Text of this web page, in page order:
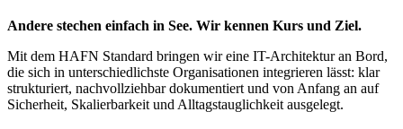
Andere stechen einfach in See. Wir kennen Kurs und Ziel.
Mit dem HAFN Standard bringen wir eine IT-Architektur an Bord,
die sich in unterschiedlichste Organisationen integrieren lässt: klar
strukturiert, nachvollziehbar dokumentiert und von Anfang an auf
Sicherheit, Skalierbarkeit und Alltagstauglichkeit ausgelegt.